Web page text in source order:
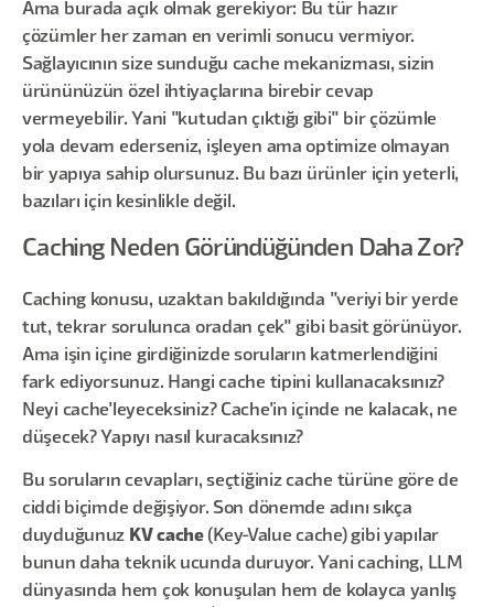
Ama burada açık olmak gerekiyor: Bu tür hazır
çözümler her zaman en verimli sonucu vermiyor.
Sağlayıcının size sunduğu cache mekanizması, sizin
ürününüzün özel ihtiyaçlarına birebir cevap
vermeyebilir. Yani "kutudan çıktığı gibi" bir çözümle
yola devam ederseniz, işleyen ama optimize olmayan
bir yapıya sahip olursunuz. Bu bazı ürünler için yeterli,
bazıları için kesinlikle değil.
Caching Neden Göründüğünden Daha Zor?
Caching konusu, uzaktan bakıldığında "veriyi bir yerde
tut, tekrar sorulunca oradan çek" gibi basit görünüyor.
Ama işin içine girdiğinizde soruların katmerlendiğini
fark ediyorsunuz. Hangi cache tipini kullanacaksınız?
Neyi cache'leyeceksiniz? Cache'in içinde ne kalacak, ne
düşecek? Yapıyı nasıl kuracaksınız?
Bu soruların cevapları, seçtiğiniz cache türüne göre de
ciddi biçimde değişiyor. Son dönemde adını sıkça
duyduğunuz KV cache(Key-Value cache) gibi yapılar
bunun daha teknik ucunda duruyor. Yani caching, LLM
dünyasında hem çok konuşulan hem de kolayca yanlış